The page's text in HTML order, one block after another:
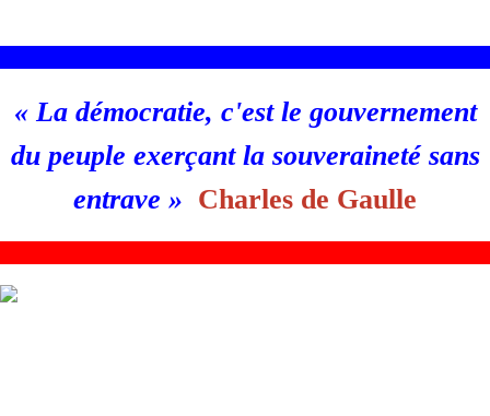
«La démocratie, c'est le gouvernement
du peuple exerçant la souveraineté sans
entrave » Charles de Gaulle